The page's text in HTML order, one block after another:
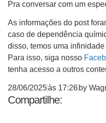
Pra conversar com um
As informações do post
caso de dependência
disso, temos uma
Para isso, siga nosso
tenha acesso a outros
28/06/2025às 17:26 by
Compartilhe: